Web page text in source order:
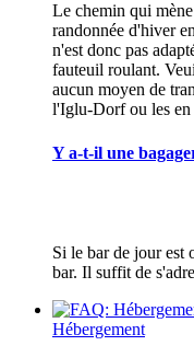
Le chemin qui
randonnée d'hiver
n'est donc pas
fauteuil roulant.
aucun moyen de
l'Iglu-Dorf ou les en
Y a-t-il une
Si le bar de jour est
bar. Il suffit de
Hébergement